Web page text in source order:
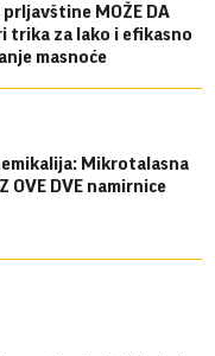
MOŽE DA
trika za lako i efikasno
masnoće
Mikrotalasna
OVE DVE namirnice